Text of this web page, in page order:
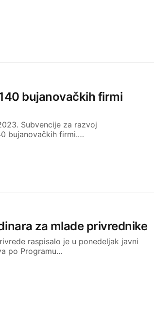
bujanovačkih firmi
Subvencije za razvoj
bujanovačkih firmi.…
za mlade privrednike
raspisalo je u ponedeljak javni
po Programu…